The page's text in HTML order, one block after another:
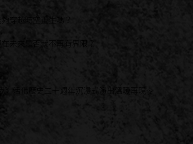
穿越時空重生嗎？
未來是否就不再有界限？
》活化歷史二十週年沉浸式演出溫暖再現～